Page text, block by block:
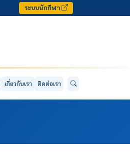
ระบบนักกีฬา
เกี่ยวกับเรา ติดต่อเรา